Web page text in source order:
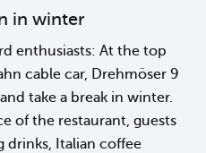
in winter
enthusiasts: At the top
cable car, Drehmöser 9
take a break in winter.
of the restaurant, guests
drinks, Italian coffee